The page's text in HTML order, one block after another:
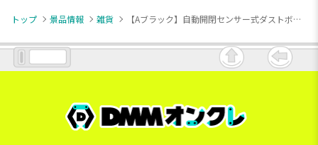
トップ 景品情報 雑貨 【Aブラック】自動開閉センサー式ダストボックス5